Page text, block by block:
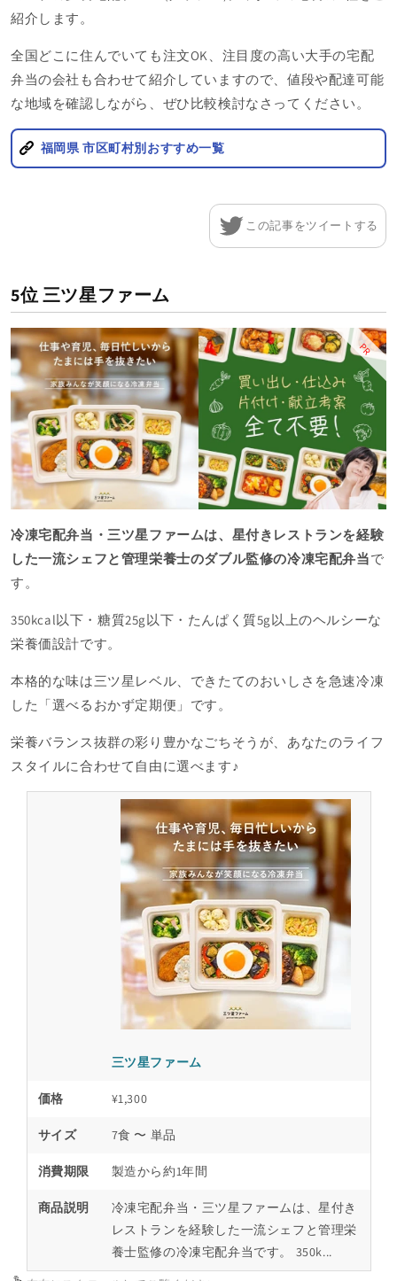
紹介します。
全国どこに住んでいても注文OK、注目度の高い大手の宅配
弁当の会社も合わせて紹介していますので、 値段や配達可能
な地域を確認しながら、ぜひ比較検討なさってください。
福岡県 市区町村別おすすめ一覧
この記事をツイートする
5位 三ツ星ファーム
PR
冷凍宅配弁当・三ツ星ファームは、星付きレストランを経験
した一流シェフと管理栄養士のダブル監修の冷凍宅配弁当で
す。
350kcal以下・糖質25g以下・たんぱく質5g以上のヘルシーな
栄養価設計です。
本格的な味は三ツ星レベル、できたてのおいしさを急速冷凍
した「選べるおかず定期便」です。
栄養バランス抜群の彩り豊かなごちそうが、あなたのライフ
スタイルに合わせて自由に選べます♪
三ツ星ファーム
価格 ¥1,300
サイズ 7食 〜 単品
消費期限 製造から約1年間
商品説明
冷凍宅配弁当・三ツ星ファームは、星付き
レストランを経験した一流シェフと管理栄
養士監修の冷凍宅配弁当です。 350k...